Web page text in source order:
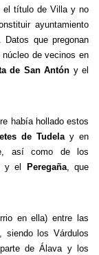
el título de Villa y no
ayuntamiento
Datos que pregonan
de vecinos en
de San Antón y el
había hollado estos
de Tudelay en
así como de los
y el Peregaña, que
en ella) entre las
siendo los Várdulos
de Álava y los